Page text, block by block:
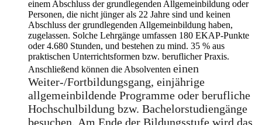
einem Abschluss der grundlegenden Allgemeinbildung oder
Personen, die nicht jünger als 22 Jahre sind und keinen
Abschluss der grundlegenden Allgemeinbildung haben,
zugelassen. Solche Lehrgänge umfassen 180 EKAP-Punkte
oder 4.680 Stunden, und bestehen zu mind. 35 % aus
praktischen Unterrichtsformen bzw. beruflicher Praxis.
Anschließend können die Absolventen einen
Weiter-/Fortbildungsgang, einjährige
allgemeinbildende Programme oder berufliche
Hochschulbildung bzw. Bachelorstudiengänge
besuchen. Am Ende der Bildungsstufe wird das